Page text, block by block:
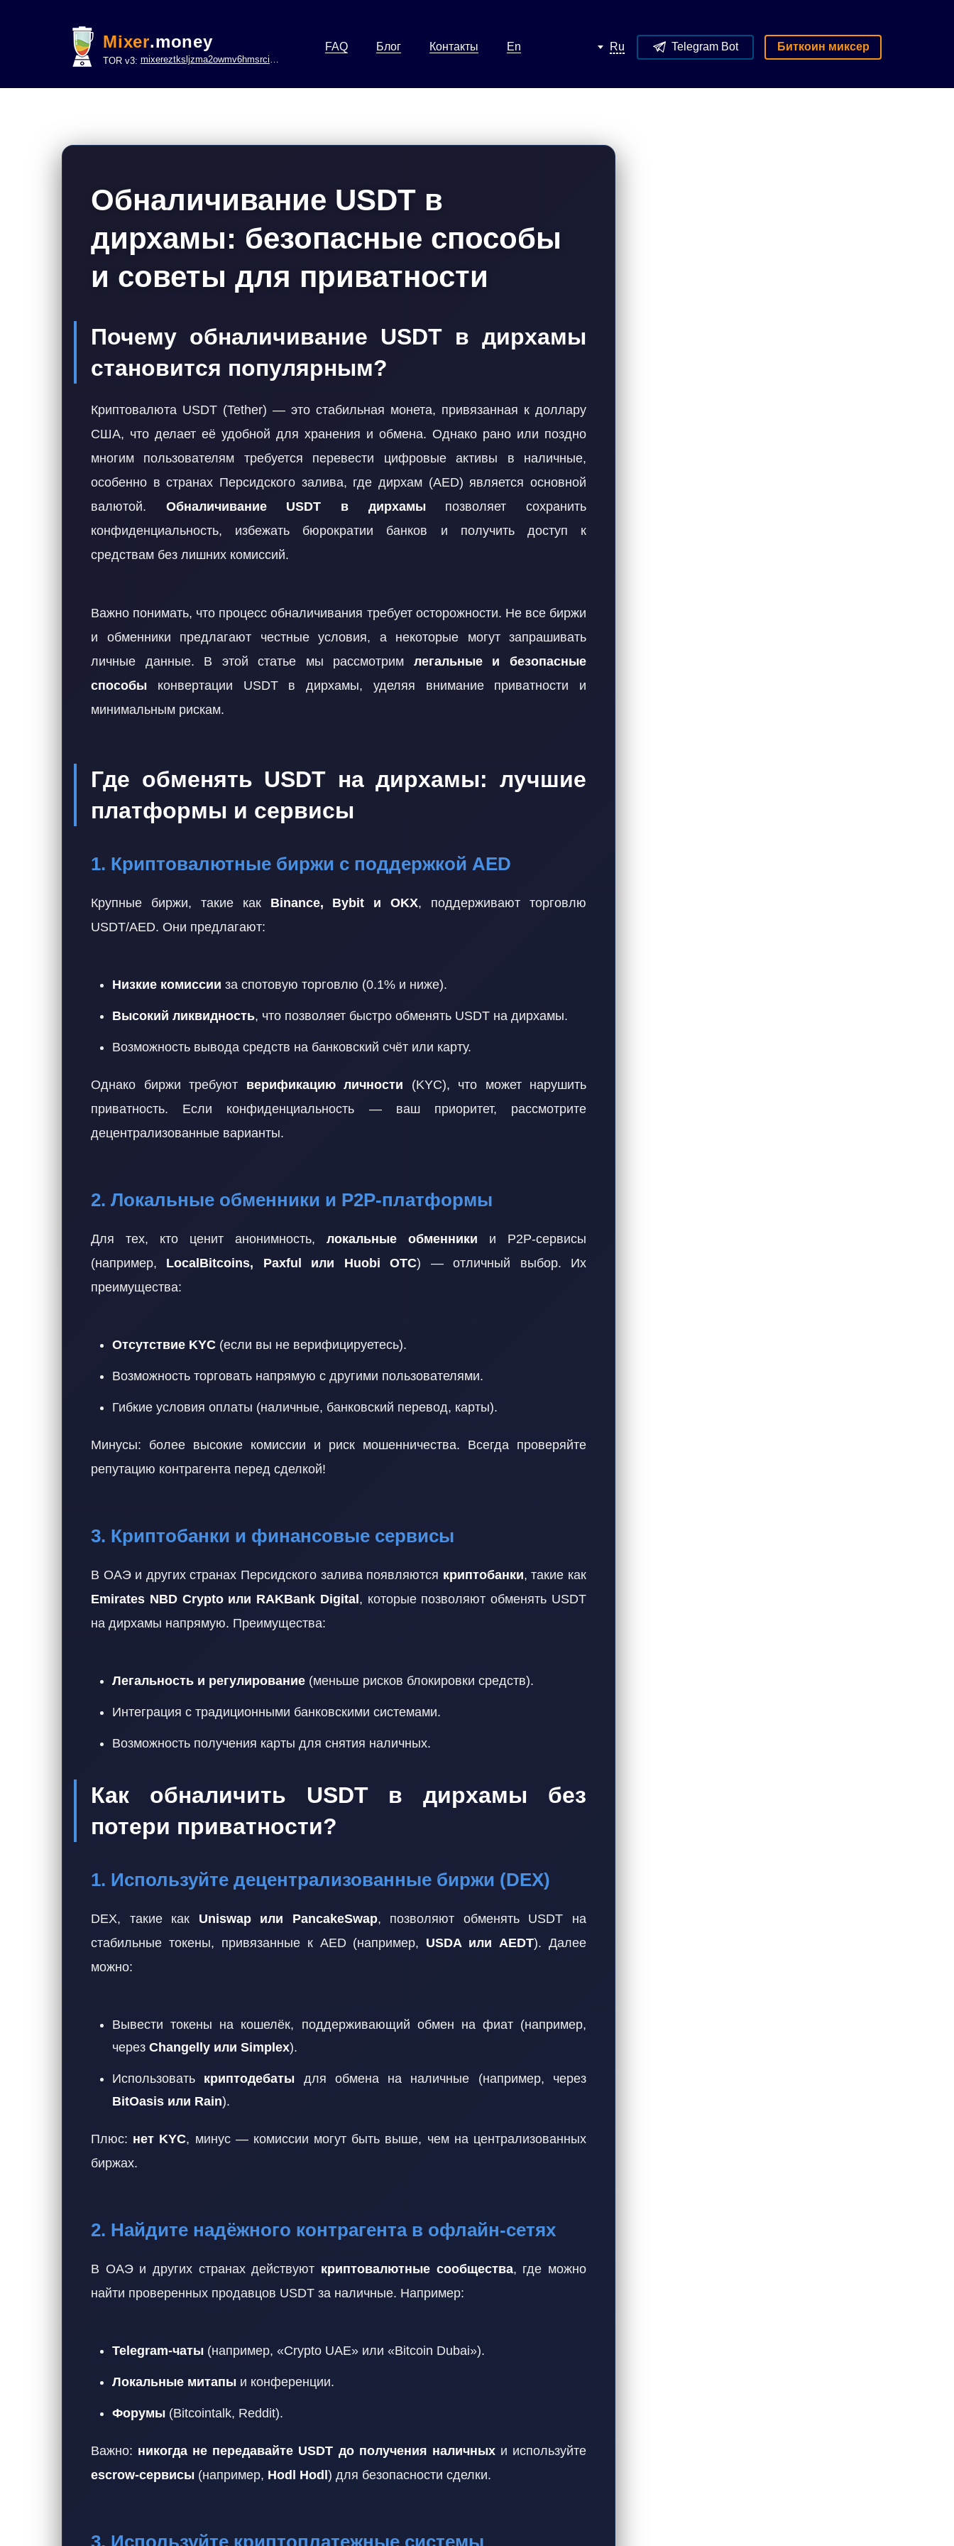
Mixer.money
TOR v3: mixereztksljzma2owmv6hmsrci322lsje6m3svicoddk3xbgvhd2fid.onion
FAQ Блог Контакты En Ru Telegram Bot Биткоин миксер
Обналичивание USDT в
дирхамы: безопасные способы
и советы для приватности
Почему обналичивание USDT в дирхамы
становится популярным?
Криптовалюта USDT (Tether) — это стабильная монета, привязанная к доллару
США, что делает её удобной для хранения и обмена. Однако рано или поздно
многим пользователям требуется перевести цифровые активы в наличные,
особенно в странах Персидского залива, где дирхам (AED) является основной
валютой. Обналичивание USDT в дирхамыпозволяет сохранить
конфиденциальность, избежать бюрократии банков и получить доступ к
средствам без лишних комиссий.
Важно понимать, что процесс обналичивания требует осторожности. Не все биржи
и обменники предлагают честные условия, а некоторые могут запрашивать
личные данные. В этой статье мы рассмотрим легальные и безопасные
способы конвертации USDT в дирхамы, уделяя внимание приватности и
минимальным рискам.
Где обменять USDT на дирхамы: лучшие
платформы и сервисы
1. Криптовалютные биржи с поддержкой AED
Крупные биржи, такие как Binance, Bybit и OKX, поддерживают торговлю
USDT/AED. Они предлагают:
Низкие комиссии за спотовую торговлю (0.1% и ниже).
Высокий ликвидность, что позволяет быстро обменять USDT на дирхамы.
Возможность вывода средств на банковский счёт или карту.
Однако биржи требуют верификацию личности (KYC), что может нарушить
приватность. Если конфиденциальность — ваш приоритет, рассмотрите
децентрализованные варианты.
2. Локальные обменники и P2P-платформы
Для тех, кто ценит анонимность, локальные обменники и P2P-сервисы
(например, LocalBitcoins, Paxful или Huobi OTC) — отличный выбор. Их
преимущества:
Отсутствие KYC (если вы не верифицируетесь).
Возможность торговать напрямую с другими пользователями.
Гибкие условия оплаты (наличные, банковский перевод, карты).
Минусы: более высокие комиссии и риск мошенничества. Всегда проверяйте
репутацию контрагента перед сделкой!
3. Криптобанки и финансовые сервисы
В ОАЭ и других странах Персидского залива появляются криптобанки, такие как
Emirates NBD Crypto или RAKBank Digital , которые позволяют обменять USDT
на дирхамы напрямую. Преимущества:
Легальность и регулирование (меньше рисков блокировки средств).
Интеграция с традиционными банковскими системами.
Возможность получения карты для снятия наличных.
Как обналичить USDT в дирхамы без
потери приватности?
1. Используйте децентрализованные биржи (DEX)
DEX, такие как Uniswap или PancakeSwap, позволяют обменять USDT на
стабильные токены, привязанные к AED (например, USDA или AEDT). Далее
можно:
Вывести токены на кошелёк, поддерживающий обмен на фиат (например,
через Changelly или Simplex).
Использовать криптодебаты для обмена на наличные (например, через
BitOasis или Rain).
Плюс: нет KYC, минус — комиссии могут быть выше, чем на централизованных
биржах.
2. Найдите надёжного контрагента в офлайн-сетях
В ОАЭ и других странах действуют криптовалютные сообщества, где можно
найти проверенных продавцов USDT за наличные. Например:
Telegram-чаты (например, «Crypto UAE» или «Bitcoin Dubai»).
Локальные митапы и конференции.
Форумы (Bitcointalk, Reddit).
Важно: никогда не передавайте USDT до получения наличныхи используйте
escrow-сервисы (например, Hodl Hodl ) для безопасности сделки.
3. Используйте криптоплатежные системы